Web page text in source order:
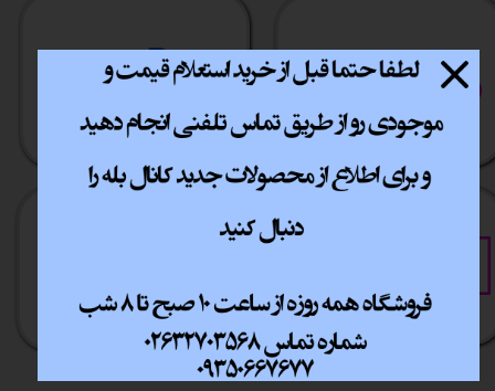
پشتیبانی انلاین ارسال سریع
آسان به راحتی